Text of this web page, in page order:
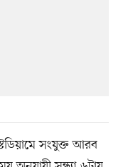
সংযুক্ত আরব